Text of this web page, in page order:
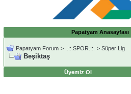
Papatyam Anasayfası
Papatyam Forum > ..::.SPOR.::. > Süper Lig
Beşiktaş
Üyemiz Ol